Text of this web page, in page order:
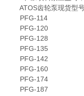
ATOS齿轮泵现货型号
PFG-114
PFG-120
PFG-128
PFG-135
PFG-142
PFG-160
PFG-174
PFG-187